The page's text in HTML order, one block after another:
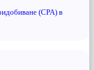
(CPA) в